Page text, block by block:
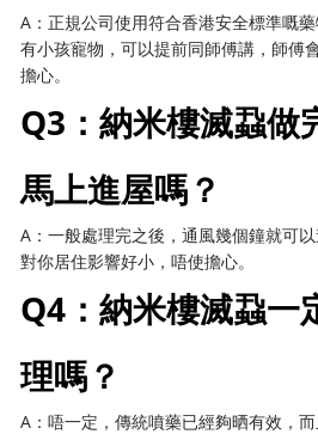
A：正規公司使用符合香港安全標準嘅
有小孩寵物，可以提前同師傅講，師傅
擔心。
Q3：納米樓滅蝨做
馬上進屋嗎？
A：一般處理完之後，通風幾個鐘就可
對你居住影響好小，唔使擔心。
Q4：納米樓滅蝨一
理嗎？
A：唔一定，傳統噴藥已經夠晒有效，